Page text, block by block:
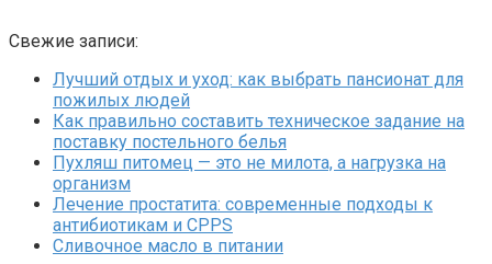
Свежие записи:
Лучший отдых и уход: как выбрать пансионат для
пожилых людей
Как правильно составить техническое задание на
поставку постельного белья
Пухляш питомец — это не милота, а нагрузка на
организм
Лечение простатита: современные подходы к
антибиотикам и CPPS
Сливочное масло в питании